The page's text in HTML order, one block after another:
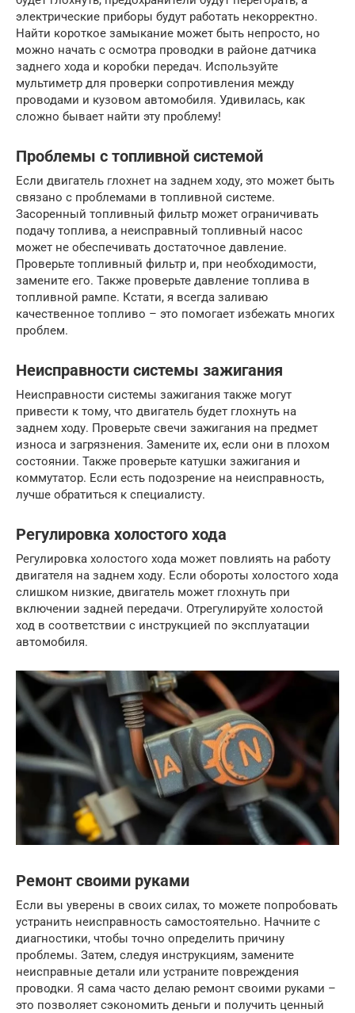
электрические приборы будут работать некорректно.
Найти короткое замыкание может быть непросто, но
можно начать с осмотра проводки в районе датчика
заднего хода и коробки передач. Используйте
мультиметр для проверки сопротивления между
проводами и кузовом автомобиля. Удивилась, как
сложно бывает найти эту проблему!
Проблемы с топливной системой
Если двигатель глохнет на заднем ходу, это может быть
связано с проблемами в топливной системе.
Засоренный топливный фильтр может ограничивать
подачу топлива, а неисправный топливный насос
может не обеспечивать достаточное давление.
Проверьте топливный фильтр и, при необходимости,
замените его. Также проверьте давление топлива в
топливной рампе. Кстати, я всегда заливаю
качественное топливо – это помогает избежать многих
проблем.
Неисправности системы зажигания
Неисправности системы зажигания также могут
привести к тому, что двигатель будет глохнуть на
заднем ходу. Проверьте свечи зажигания на предмет
износа и загрязнения. Замените их, если они в плохом
состоянии. Также проверьте катушки зажигания и
коммутатор. Если есть подозрение на неисправность,
лучше обратиться к специалисту.
Регулировка холостого хода
Регулировка холостого хода может повлиять на работу
двигателя на заднем ходу. Если обороты холостого хода
слишком низкие, двигатель может глохнуть при
включении задней передачи. Отрегулируйте холостой
ход в соответствии с инструкцией по эксплуатации
автомобиля.
Ремонт своими руками
Если вы уверены в своих силах, то можете попробовать
устранить неисправность самостоятельно. Начните с
диагностики, чтобы точно определить причину
проблемы. Затем, следуя инструкциям, замените
неисправные детали или устраните повреждения
проводки. Я сама часто делаю ремонт своими руками –
это позволяет сэкономить деньги и получить ценный